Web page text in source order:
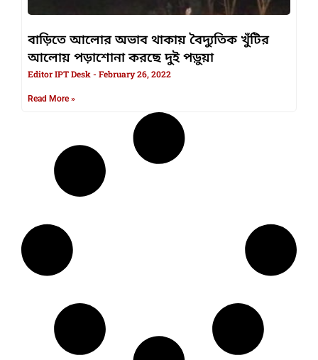
বাড়িতে আলোর অভাব থাকায় বৈদ্যুতিক খুঁটির
আলোয় পড়াশোনা করছে দুই পড়ুয়া
Editor IPT Desk February 26, 2022
Read More »